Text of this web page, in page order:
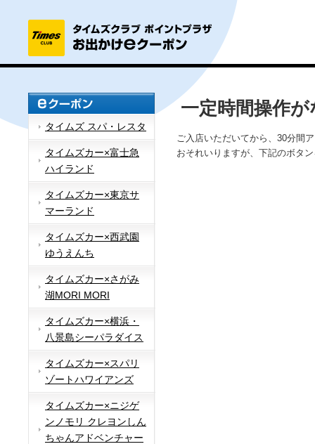
タイムズ スパ・レスタ
タイムズカー×富士急
ハイランド
タイムズカー×東京サ
マーランド
タイムズカー×西武園
ゆうえんち
タイムズカー×さがみ
湖MORI MORI
タイムズカー×横浜・
八景島シーパラダイス
タイムズカー×スパリ
ゾートハワイアンズ
タイムズカー×ニジゲ
ンノモリ クレヨンしん
ちゃんアドベンチャー
一定時間操作
ご入店いただいてから、30分間
おそれいりますが、下記のボタ